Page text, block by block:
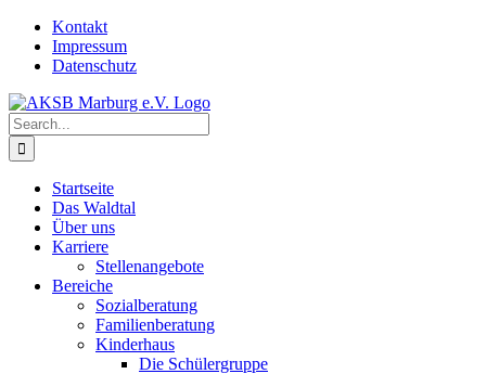
Skip
content
Kontakt
Impressum
Datenschutz
Search
for:
Startseite
Das Waldtal
Über uns
Karriere
Stellenangebote
Bereiche
Sozialberatung
Familienberatung
Kinderhaus
Die Schülergruppe